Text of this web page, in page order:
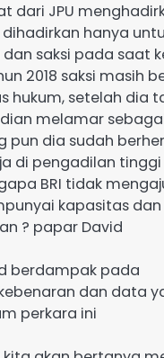
dari JPU
hanya
saksi pada saat
2018 saksi masih
hukum, setelah dia
melamar
pun dia sudah
di pengadilan tinggi
BRI tidak
kapasitas
? papar David
berdampak pada
dan data
perkara ini